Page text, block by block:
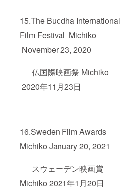
15.The Buddha International
Film Festival Michiko
November 23, 2020
仏国際映画祭 Michiko
2020年11月23日
16.Sweden Film Awards
Michiko January 20, 2021
スウェーデン映画賞
Michiko 2021年1月20日